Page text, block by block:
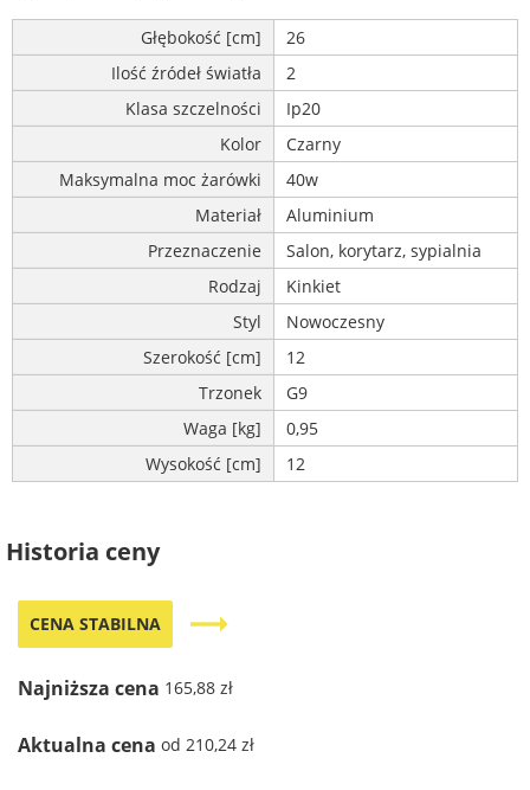
Głębokość [cm]
26
Ilość źródeł światła
2
Klasa szczelności
Ip20
Kolor
Czarny
Maksymalna moc żarówki
40w
Materiał
Aluminium
Przeznaczenie
Salon, korytarz, sypialnia
Rodzaj
Kinkiet
Styl
Nowoczesny
Szerokość [cm]
12
Trzonek
G9
Waga [kg]
0,95
Wysokość [cm]
12
Historia ceny
CENA STABILNA trending_flat
Najniższa cena 165,88 zł
Aktualna cena od 210,24 zł